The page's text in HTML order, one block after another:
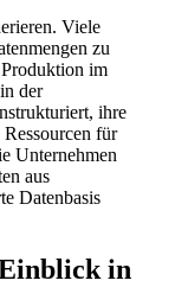
Viele
zu
im
der
ihre
für
Unternehmen
aus
Datenbasis
in